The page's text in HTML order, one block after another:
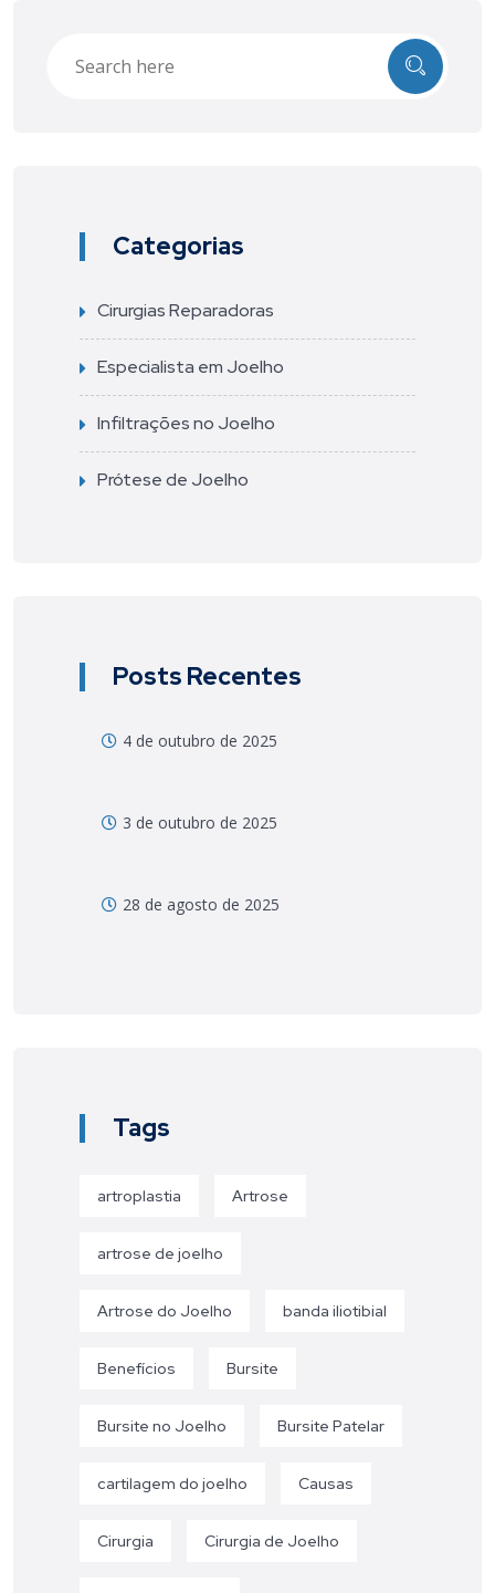
Categorias
Cirurgias Reparadoras
Especialista em Joelho
Infiltrações no Joelho
Prótese de Joelho
Posts Recentes
4 de outubro de 2025
3 de outubro de 2025
28 de agosto de 2025
Tags
artroplastia Artrose
artrose de joelho
Artrose do Joelho banda iliotibial
Benefícios Bursite
Bursite no Joelho Bursite Patelar
cartilagem do joelho Causas
Cirurgia Cirurgia de Joelho